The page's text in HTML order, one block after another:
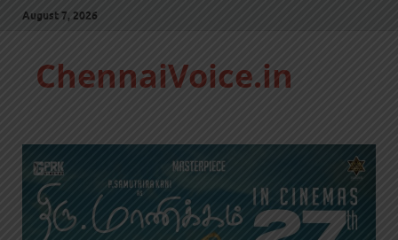
August 7, 2026
ChennaiVoice.in